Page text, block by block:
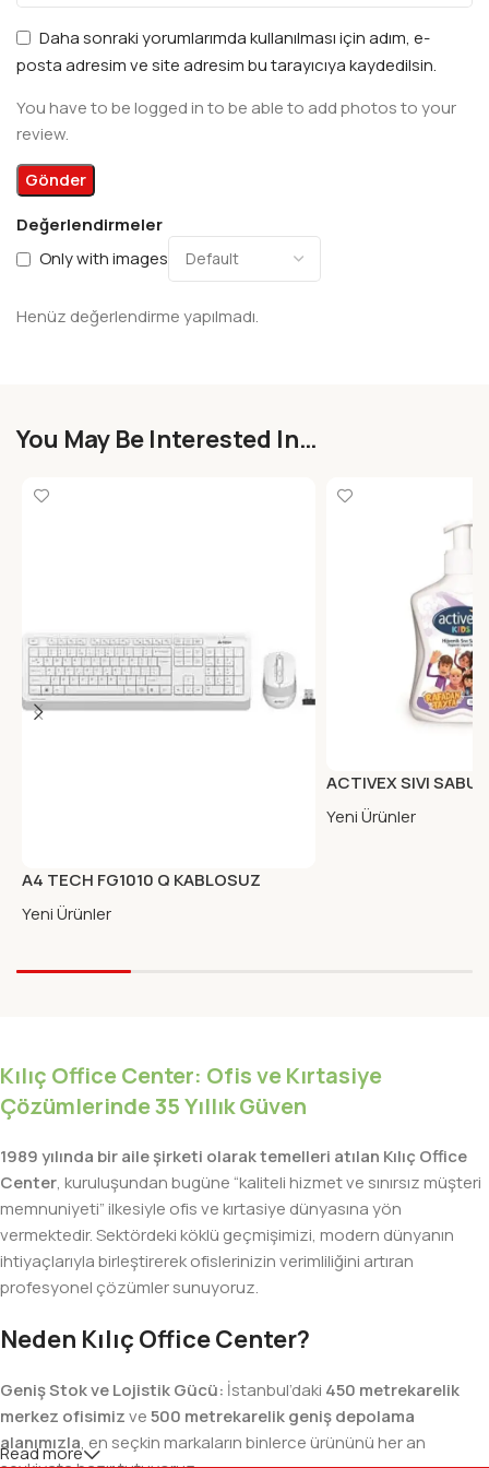
Değerlendirmeler
Only with images
Henüz değerlendirme yapılmadı.
Daha sonraki yorumlarımda kullanılması için adım, e-
posta adresim ve site adresim bu tarayıcıya kaydedilsin.
You have to be logged in to be able to add photos to your
review.
You May Be Interested In…
A4 TECH FG1010 Q KABLOSUZ
KLAVYE MOUSE BEYAZ
Yeni Ürünler
ACTIVEX SIVI
Yeni Ürünler
Kılıç Office Center: Ofis ve Kırtasiye
Çözümlerinde 35 Yıllık Güven
1989 yılında bir aile şirketi olarak temelleri atılan Kılıç Office
Center, kuruluşundan bugüne “kaliteli hizmet ve sınırsız müşteri
memnuniyeti” ilkesiyle ofis ve kırtasiye dünyasına yön
vermektedir. Sektördeki köklü geçmişimizi, modern dünyanın
ihtiyaçlarıyla birleştirerek ofislerinizin verimliliğini artıran
profesyonel çözümler sunuyoruz.
Neden Kılıç Office Center?
Geniş Stok ve Lojistik Gücü: İstanbul’daki 450 metrekarelik
merkez ofisimizve500 metrekarelik geniş depolama
alanımızla, en seçkin markaların binlerce ürününü her an
Read more